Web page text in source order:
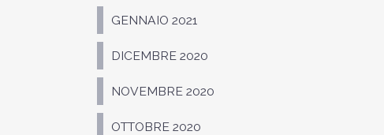
GENNAIO 2021
DICEMBRE 2020
NOVEMBRE 2020
OTTOBRE 2020